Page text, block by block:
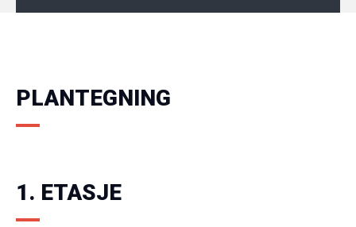
PLANTEGNING
1. ETASJE